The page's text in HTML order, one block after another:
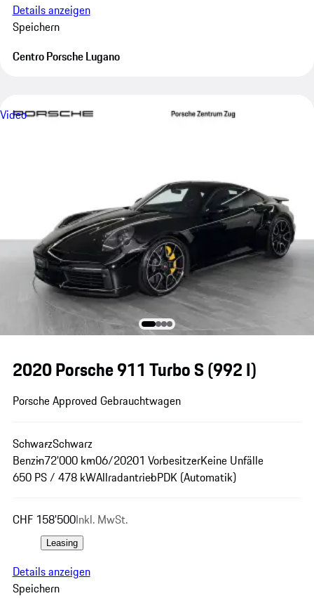
Details anzeigen
Speichern
Centro Porsche Lugano
Video
2020 Porsche 911 Turbo S(992 I)
Porsche Approved Gebrauchtwagen
SchwarzSchwarz
Benzin72'000 km06/20201 VorbesitzerKeine Unfälle
650 PS / 478 kWAllradantriebPDK (Automatik)
CHF 158'500Inkl. MwSt.
Leasing
Details anzeigen
Speichern